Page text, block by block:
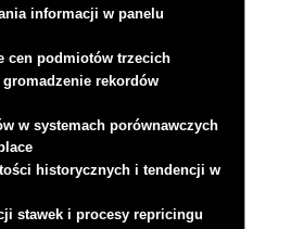
informacji w panelu
cen podmiotów trzecich
rekordów
w systemach porównawczych
historycznych i tendencji w
stawek i procesy repricingu